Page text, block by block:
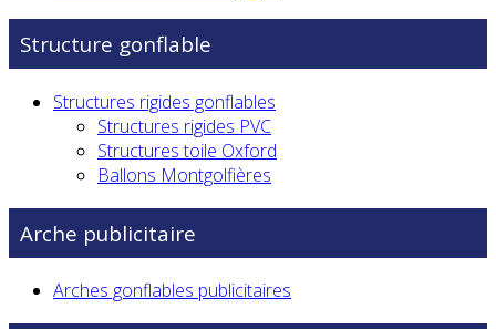
Structure gonflable
Structures rigides gonflables
Structures rigides PVC
Structures toile Oxford
Ballons Montgolfières
Arche publicitaire
Arches gonflables publicitaires